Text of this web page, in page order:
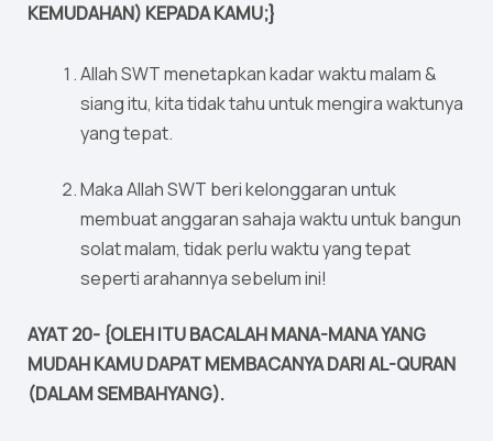
KEMUDAHAN) KEPADA KAMU;}
Allah SWT menetapkan kadar waktu malam &
siang itu, kita tidak tahu untuk mengira waktunya
yang tepat.
Maka Allah SWT beri kelonggaran untuk
membuat anggaran sahaja waktu untuk bangun
solat malam, tidak perlu waktu yang tepat
seperti arahannya sebelum ini!
AYAT 20- {OLEH ITU BACALAH MANA-MANA YANG
MUDAH KAMU DAPAT MEMBACANYA DARI AL-QURAN
(DALAM SEMBAHYANG).